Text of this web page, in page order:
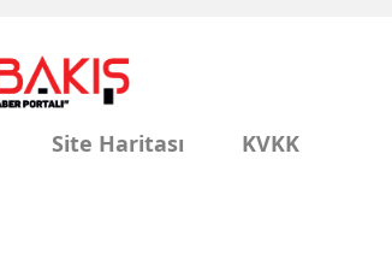
Site Haritası KVKK